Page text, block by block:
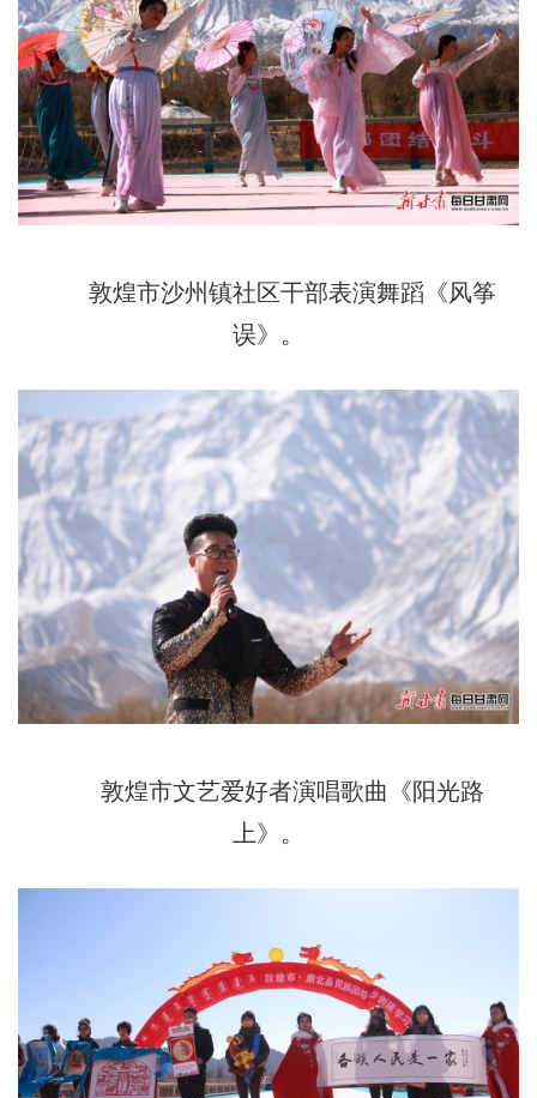
敦煌市沙州镇社区干部表演舞蹈《风筝
误》。
敦煌市文艺爱好者演唱歌曲《阳光路
上》。